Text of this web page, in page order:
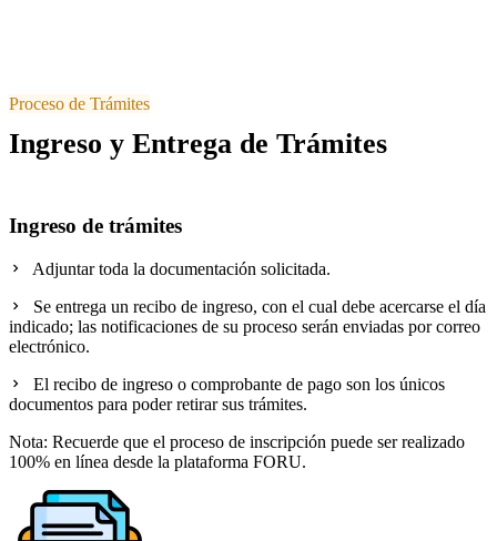
Proceso de Trámites
Ingreso y Entrega de Trámites
Ingreso de trámites
Adjuntar toda la documentación solicitada.
Se entrega un recibo de ingreso, con el cual debe acercarse el día
indicado; las notificaciones de su proceso serán enviadas por correo
electrónico.
El recibo de ingreso o comprobante de pago son los únicos
documentos para poder retirar sus trámites.
Nota: Recuerde que el proceso de inscripción puede ser realizado
100% en línea desde la plataforma FORU.